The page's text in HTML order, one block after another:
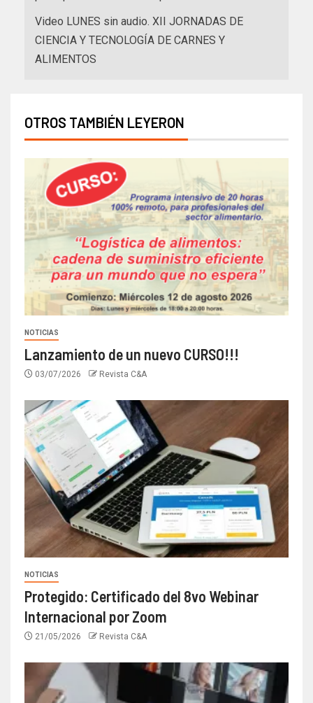
Video LUNES sin audio. XII JORNADAS DE
CIENCIA Y TECNOLOGÍA DE CARNES Y
ALIMENTOS
OTROS TAMBIÉN LEYERON
NOTICIAS
Lanzamiento de un nuevo CURSO!!!
03/07/2026 Revista C&A
NOTICIAS
Protegido: Certificado del 8vo Webinar
Internacional por Zoom
21/05/2026 Revista C&A